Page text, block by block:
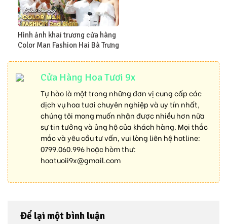
Hình ảnh khai trương cửa hàng
Color Man Fashion Hai Bà Trưng
Cửa Hàng Hoa Tươi 9x
Tự hào là một trong những đơn vị cung cấp các
dịch vụ hoa tươi chuyên nghiệp và uy tín nhất,
chúng tôi mong muốn nhận được nhiều hơn nữa
sự tin tưởng và ủng hộ của khách hàng. Mọi thắc
mắc và yêu cầu tư vấn, vui lòng liên hệ hotline:
0799.060.996hoặc hòm thư:
hoatuoii9x@gmail.com
Để lại một bình luận